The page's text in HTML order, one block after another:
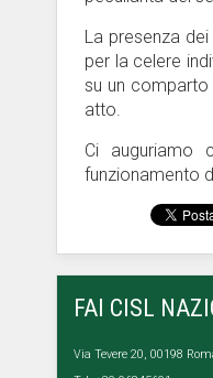
La presenza
per la celere
su un comparto
atto.
Ci auguriamo
funzionamento
FAI CISL
Via Tevere 20, 00198